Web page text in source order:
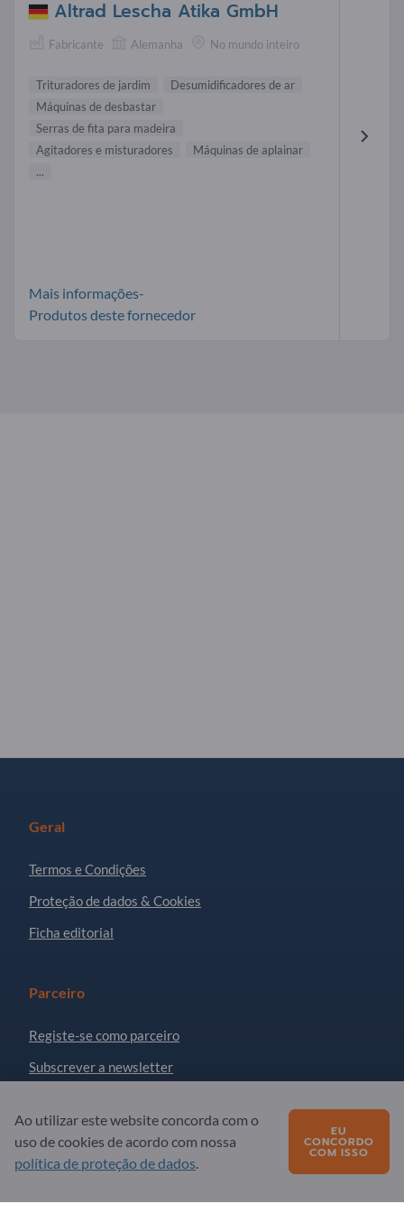
Altrad Lescha Atika GmbH
Fabricante Alemanha No mundo inteiro
Trituradores de jardim
Desumidificadores de ar
Máquinas de desbastar
Serras de fita para madeira
Agitadores e misturadores
Máquinas de aplainar
...
Mais informações-
Produtos deste fornecedor
Geral
Termos e Condições
Proteção de dados & Cookies
Ficha editorial
Parceiro
Registe-se como parceiro
Subscrever a newsletter
Dúvidas?
FAQ
A nossa oferta de serviços
Ao utilizar este website concorda com o
uso de cookies de acordo com nossa
política de proteção de dados.
EU
CONCORDO
COM ISSO